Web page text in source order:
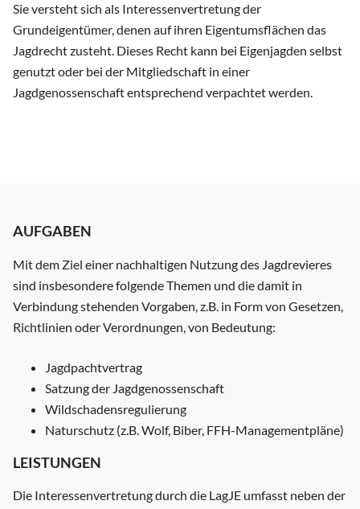
Sie versteht sich als Interessenvertretung der
Grundeigentümer, denen auf ihren Eigentumsflächen das
Jagdrecht zusteht. Dieses Recht kann bei Eigenjagden selbst
genutzt oder bei der Mitgliedschaft in einer
Jagdgenossenschaft entsprechend verpachtet werden.
AUFGABEN
Mit dem Ziel einer nachhaltigen Nutzung des Jagdrevieres
sind insbesondere folgende Themen und die damit in
Verbindung stehenden Vorgaben, z.B. in Form von Gesetzen,
Richtlinien oder Verordnungen, von Bedeutung:
Jagdpachtvertrag
Satzung der Jagdgenossenschaft
Wildschadensregulierung
Naturschutz (z.B. Wolf, Biber, FFH-Managementpläne)
LEISTUNGEN
Die Interessenvertretung durch die LagJE umfasst neben der